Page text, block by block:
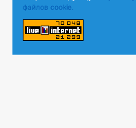
файлов cookie.